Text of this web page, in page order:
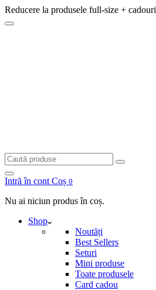
Reducere la produsele full-size + cadouri
Caută
Caută
Intră în cont Coș 0
Nu ai niciun produs în coș.
Shop
Noutăți
Best Sellers
Seturi
Mini produse
Toate produsele
Card cadou